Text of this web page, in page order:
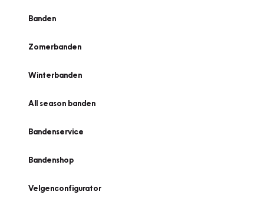
Banden
Zomerbanden
Winterbanden
All season banden
Bandenservice
Bandenshop
Velgenconfigurator